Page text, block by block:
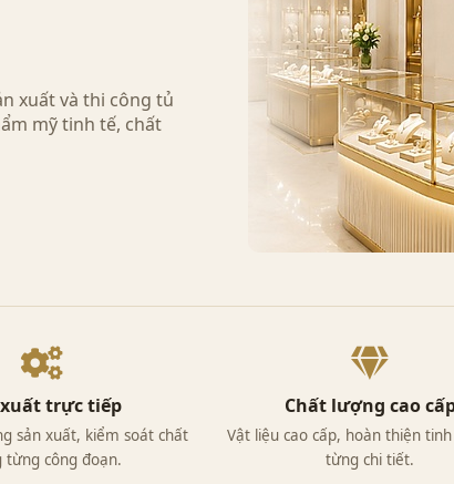
xuất và thi công tủ
mỹ tinh tế, chất
trực tiếp
sản xuất, kiểm soát chất
từng công đoạn.
Chất lượng cao
Vật liệu cao cấp, hoàn thiện
từng chi tiết.